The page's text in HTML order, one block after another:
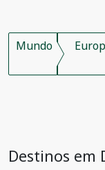
Mundo
Destinos em